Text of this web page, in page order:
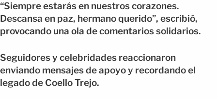
“Siempre estarás en nuestros corazones.
Descansa en paz, hermano querido”, escribió,
provocando una ola de comentarios solidarios.
Seguidores y celebridades reaccionaron
enviando mensajes de apoyo y recordando el
legado de Coello Trejo.